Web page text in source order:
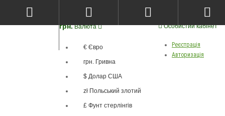
Особистий кабінет
Реєстрація
Авторизація
грн. Валюта
€ Євро
грн. Гривна
$ Долар США
zł Польський злотий
£ Фунт стерлінгів